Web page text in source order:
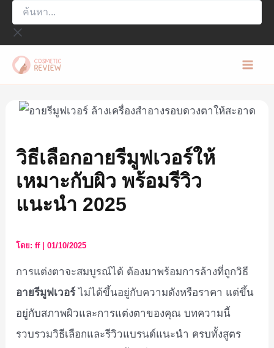
ค้นหา...
วิธีเลือกอายรีมูฟเวอร์ให้
เหมาะกับผิว พร้อมรีวิว
แนะนำ 2025
โดย:ff |01/10/2025
การแต่งตาจะสมบูรณ์ได้ ต้องมาพร้อมการล้างที่ถูกวิธี
อายรีมูฟเวอร์ไม่ได้ขึ้นอยู่กับความดังหรือราคา แต่ขึ้น
อยู่กับสภาพผิวและการแต่งตาของคุณ บทความนี้
รวบรวมวิธีเลือกและรีวิวแบรนด์แนะนำ ครบทั้งสูตร